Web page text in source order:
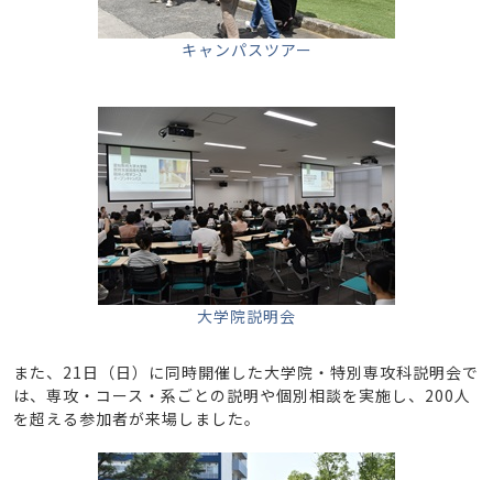
キャンパスツアー
大学院説明会
また、21日（日）に同時開催した大学院・特別専攻科説明会で
は、専攻・コース・系ごとの説明や個別相談を実施し、200人
を超える参加者が来場しました。